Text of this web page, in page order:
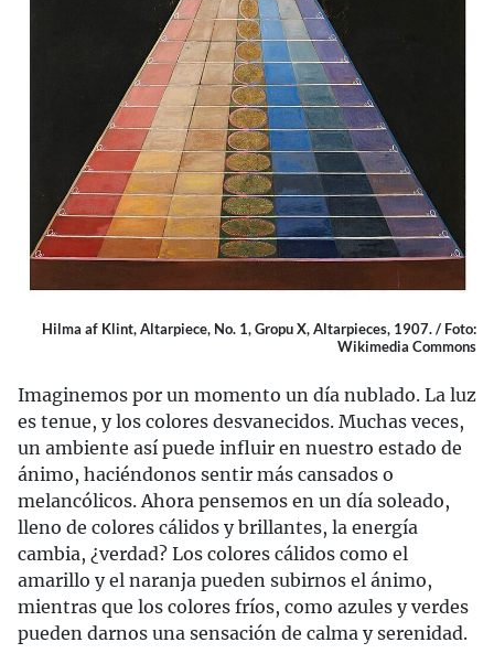
Hilma af Klint, Altarpiece, No. 1, Gropu X, Altarpieces, 1907. / Foto:
Wikimedia Commons
Imaginemos por un momento un día nublado. La luz
es tenue, y los colores desvanecidos. Muchas veces,
un ambiente así puede influir en nuestro estado de
ánimo, haciéndonos sentir más cansados o
melancólicos. Ahora pensemos en un día soleado,
lleno de colores cálidos y brillantes, la energía
cambia, ¿verdad? Los colores cálidos como el
amarillo y el naranja pueden subirnos el ánimo,
mientras que los colores fríos, como azules y verdes
pueden darnos una sensación de calma y serenidad.